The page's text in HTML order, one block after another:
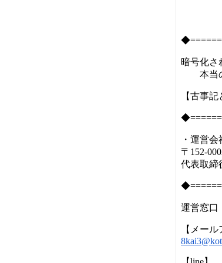
暗号化
本当の
【古事
・運営
〒152-
代表取
運営窓口
【メール